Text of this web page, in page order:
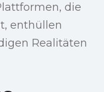
die
enthüllen
Realitäten